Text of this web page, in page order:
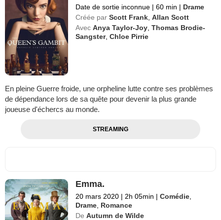
Date de sortie inconnue | 60 min | Drame
Créée par Scott Frank ,Allan Scott
Avec Anya Taylor-Joy ,Thomas Brodie-
Sangster,Chloe Pirrie
En pleine Guerre froide, une orpheline lutte contre ses problèmes
de dépendance lors de sa quête pour devenir la plus grande
joueuse d'échercs au monde.
STREAMING
Emma.
20 mars 2020 | 2h 05min | Comédie
Drame Romance
De Autumn de Wilde